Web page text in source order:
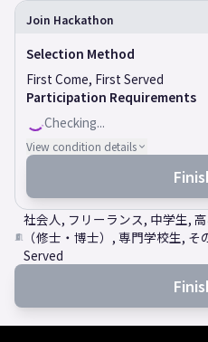
Join Hackathon
Selection Method
First Come, First Served
Participation Requirements
Checking...
View condition details
社会人, フリーランス, 中学生,
（修士・博士）, 専門学校生,
Served